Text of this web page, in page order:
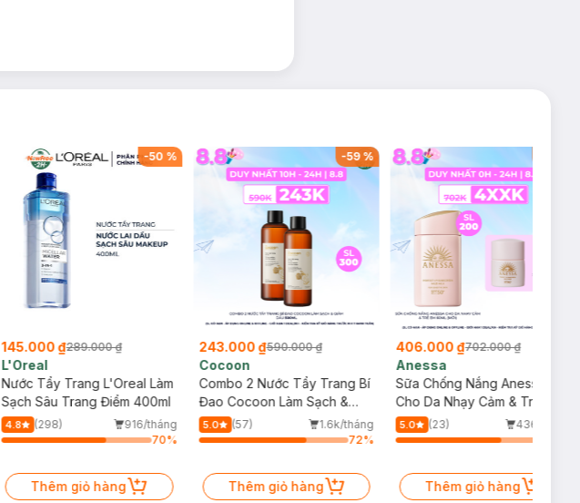
-50 %
145.000 ₫289.000 ₫
L'Oreal
Nước Tẩy Trang L'Oreal Làm
Sạch Sâu Trang Điểm 400ml
4.8 (298)
916/tháng
70%
Thêm giỏ hàng
-59%
243.000 ₫590.000 ₫
Cocoon
Combo 2 Nước Tẩy Trang Bí
Đao Cocoon Làm Sạch &
Giảm Dầu 500ml
5.0 (57)
1.6k/tháng
72%
Thêm giỏ hàng
406.000 ₫702.000 ₫
Anessa
Sữa Chống Nắng Anessa
Cho Da Nhạy Cảm & Trẻ Em
60ml (Mới)
5.0 (23)
436/tháng
Thêm giỏ hàng